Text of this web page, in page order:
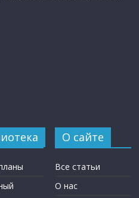
О сайте
Все статьи
О нас